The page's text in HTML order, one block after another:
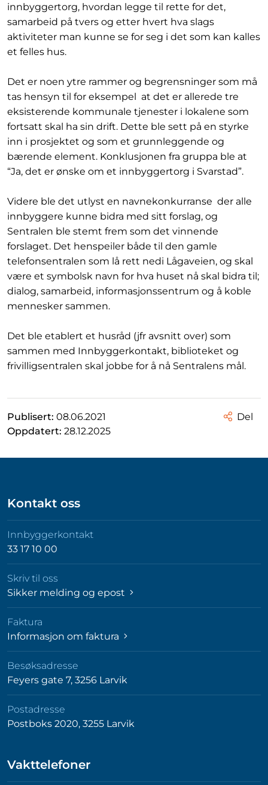
innbyggertorg, hvordan legge til rette for det,
samarbeid på tvers og etter hvert hva slags
aktiviteter man kunne se for seg i det som kan kalles
et felles hus.
Det er noen ytre rammer og begrensninger som må
tas hensyn til for eksempel at det er allerede tre
eksisterende kommunale tjenester i lokalene som
fortsatt skal ha sin drift. Dette ble sett på en styrke
inn i prosjektet og som et grunnleggende og
bærende element. Konklusjonen fra gruppa ble at
“Ja, det er ønske om et innbyggertorg i Svarstad”.
Videre ble det utlyst en navnekonkurranse der alle
innbyggere kunne bidra med sitt forslag, og
Sentralen ble stemt frem som det vinnende
forslaget. Det henspeiler både til den gamle
telefonsentralen som lå rett nedi Lågaveien, og skal
være et symbolsk navn for hva huset nå skal bidra til;
dialog, samarbeid, informasjonssentrum og å koble
mennesker sammen.
Det ble etablert et husråd (jfr avsnitt over) som
sammen med Innbyggerkontakt, biblioteket og
frivilligsentralen skal jobbe for å nå Sentralens mål.
Publisert: 08.06.2021
Oppdatert: 28.12.2025
Del
Kontakt oss
Innbyggerkontakt
33 17 10 00
Skriv til oss
Sikker melding og epost
Faktura
Informasjon om faktura
Besøksadresse
Feyers gate 7, 3256 Larvik
Postadresse
Postboks 2020, 3255 Larvik
Vakttelefoner